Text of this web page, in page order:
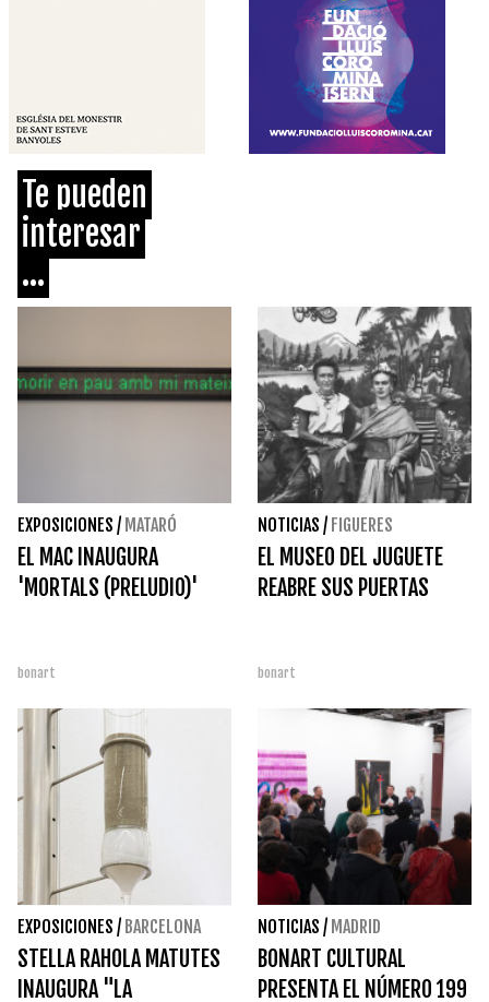
Te pueden
interesar
...
EXPOSICIONES / MATARÓ
EL MAC INAUGURA
'MORTALS (PRELUDIO)'
bonart
NOTICIAS / FIGUERES
EL MUSEO DEL JUGUETE
REABRE SUS PUERTAS
bonart
EXPOSICIONES / BARCELONA
STELLA RAHOLA MATUTES
INAUGURA "LA
NOTICIAS / MADRID
BONART CULTURAL
PRESENTA EL NÚMERO 199